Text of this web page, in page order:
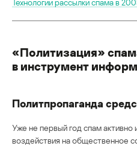
«Политизация»
в инструмент
Политпропаганда
Уже не первый год спам активно
воздействия на общественное